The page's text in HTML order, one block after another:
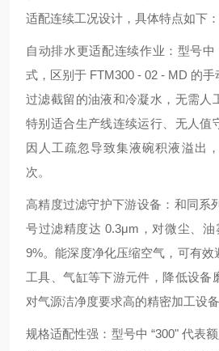
适配连续工况设计，具体特点如下：
自动排水更适配连续作业：型号中
式，区别于 FTM300 - 02 - MD 的
过滤截留的油液和冷凝水，无需人
特别适合生产线连续运行、无人值
因人工疏忽导致集液碗积液溢出
次。
高精度过滤守护下游设备：和同系
号过滤精度达 0.3μm，对微尘、
9%。能深度净化压缩空气，可有效
工具、气缸等下游元件，降低设备
对气源洁净度要求高的精密加工设备
规格适配性强：型号中 “300" 代表